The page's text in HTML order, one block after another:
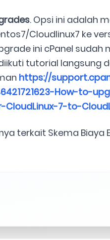
. Opsi ini adalah
Cloudlinux7 ke
ini cPanel sudah
tutorial langsung
https://
How-to-
CloudLinux-7-to-
terkait Skema Biaya